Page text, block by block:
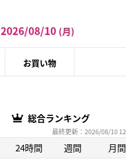
2026/08/10 (月)
お買い物
総合ランキング
最終更新：2026/08/10
24時間 週間 月間